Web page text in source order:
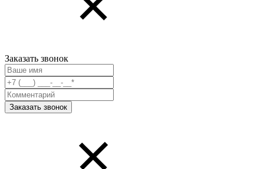
Заказать звонок